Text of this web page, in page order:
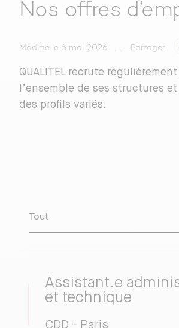
Nos offres
Modifié le 6 mai 2026 Partager
QUALITEL recrute
l’ensemble de ses structures
des profils variés.
Tout
Assistant.e
et technique
CDD - Paris